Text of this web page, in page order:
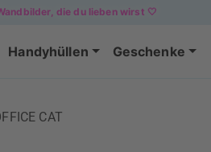
die du lieben wirst 🤍
Handyhüllen Geschenke
CAT